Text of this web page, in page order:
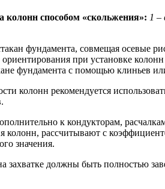
колонн способом «скольжения»: 1 –
фундамента, совмещая осевые
при установке
фундамента с помощью клиньев
колонн рекомендуется
к кондукторам,
колонн, рассчитывают с
значения.
захватке должны быть полностью